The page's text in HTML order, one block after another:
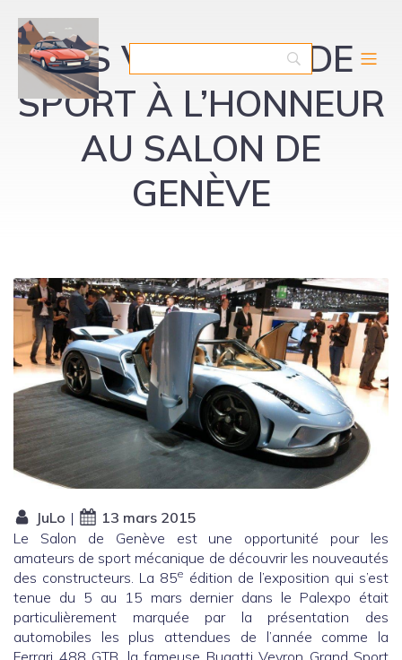
LES VOITURES DE
SPORT À L’HONNEUR
AU SALON DE
GENÈVE
JuLo |
13 mars 2015
Le Salon de Genève est une opportunité pour les
amateurs de sport mécanique de découvrir les nouveautés
des constructeurs. La 85e édition de l’exposition qui s’est
tenue du 5 au 15 mars dernier dans le Palexpo était
particulièrement marquée par la présentation des
automobiles les plus attendues de l’année comme la